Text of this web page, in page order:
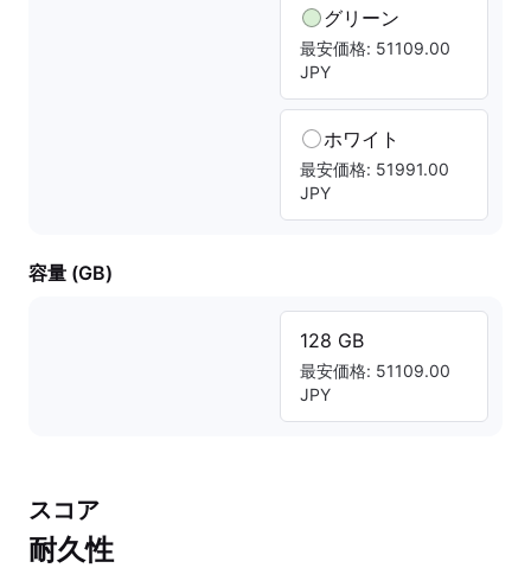
グリーン
最安価格: 51109.00
JPY
ホワイト
最安価格: 51991.00
JPY
容量 (GB)
128 GB
最安価格: 51109.00
JPY
スコア
耐久性